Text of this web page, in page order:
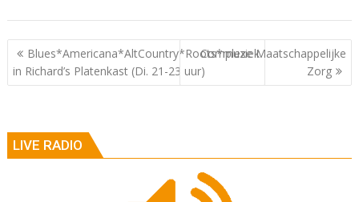
Berichtnavigatie
Blues*Americana*AltCountry*Roots*muziek
in Richard’s Platenkast (Di. 21-23 uur)
Complexe Maatschappelijke
Zorg
LIVE RADIO